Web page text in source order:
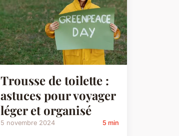
Trousse de toilette :
astuces pour voyager
léger et organisé
5 novembre 2024 5 min